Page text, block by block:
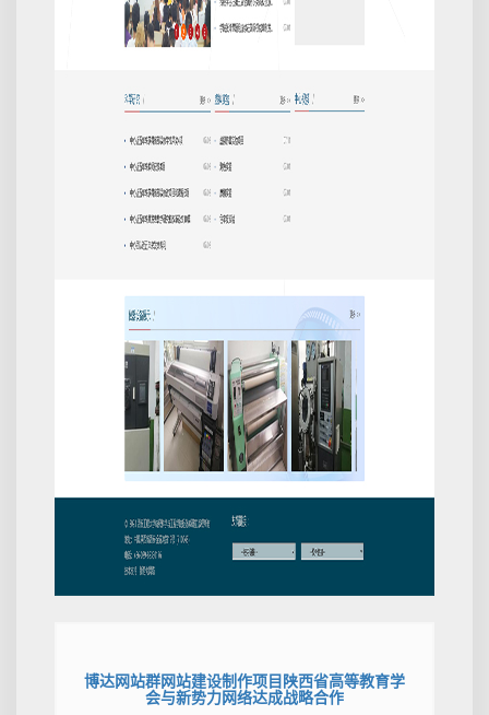
博达网站群网站建设制作项目陕西省高等教育学
会与新势力网络达成战略合作